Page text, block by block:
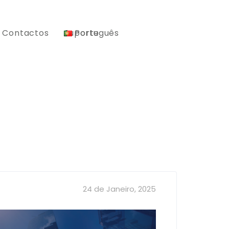
Contactos Suporte
Português
24 de Janeiro, 2025